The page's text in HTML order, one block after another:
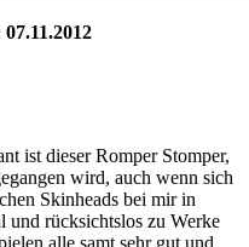
ist dieser Romper Stomper,
wird, auch wenn sich
Skinheads bei mir in
und rücksichtslos zu Werke
alle samt sehr gut und